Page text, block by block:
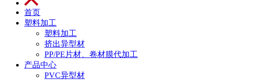
首页
塑料加工
塑料加工
挤出异型材
PP/PE片材、卷材膜代加工
产品中心
PVC异型材